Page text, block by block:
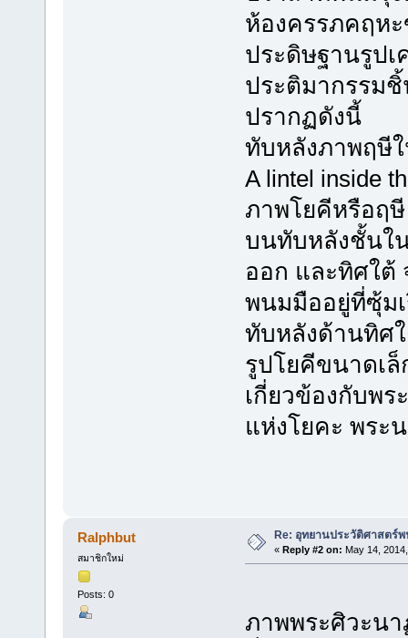
ห้องครรภคฤห
ประดิษฐานรูป
ประติมากรรม
ปรากฏดังนี้
ทับหลังภาพฤษี
A lintel inside
ภาพโยคีหรือฤษี
บนทับหลังชั้นใ
ออก และทิศใต้
พนมมืออยู่ที่ซุ้ม
ทับหลังด้านทิศ
รูปโยคีขนาดเ
เกี่ยวข้องกับพร
แห่งโยคะ พระ
Ralphbut
สมาชิกใหม่
Posts: 0
Re: อุทยานประวัติศาสตร์พ
« Reply #2 on: May 14,
ภาพพระศิวะน